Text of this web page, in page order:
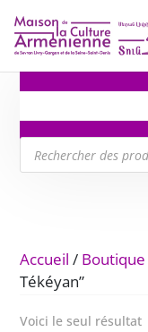
Recherche
de
produits
Accueil / Boutique
Tékéyan”
Voici le seul résultat